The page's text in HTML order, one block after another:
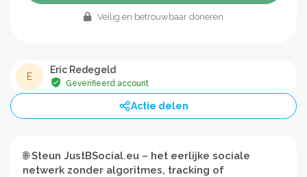
Veilig en betrouwbaar doneren
E
Eric Redegeld
Geverifieerd account
Actie delen
🌐Steun JustBSocial.eu – het eerlijke sociale
netwerk zonder algoritmes, tracking of